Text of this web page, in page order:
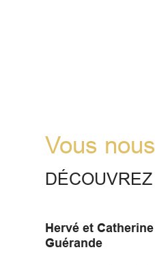
Vous
Hervé et
Guérande